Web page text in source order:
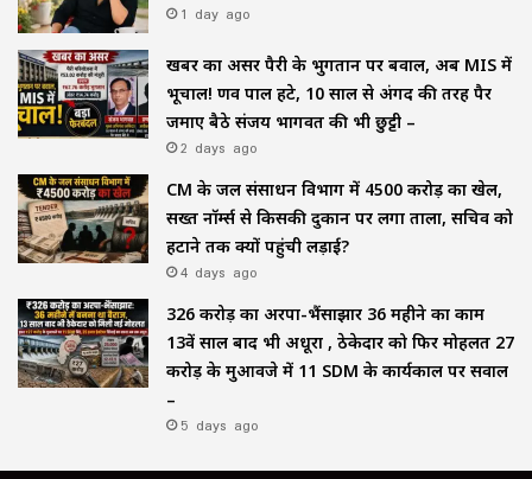
1 day ago
खबर का असर पैरी के भुगतान पर बवाल, अब MIS में
भूचाल! प्रणव पाल हटे, 10 साल से अंगद की तरह पैर
जमाए बैठे संजय भागवत की भी छुट्टी –
2 days ago
CM के जल संसाधन विभाग में ₹4500 करोड़ का खेल,
सख्त नॉर्म्स से किसकी दुकान पर लगा ताला, सचिव को
हटाने तक क्यों पहुंची लड़ाई?
4 days ago
₹326 करोड़ का अरपा-भैंसाझार 36 महीने का काम
13वें साल बाद भी अधूरा , ठेकेदार को फिर मोहलत ₹27
करोड़ के मुआवजे में 11 SDM के कार्यकाल पर सवाल
–
5 days ago